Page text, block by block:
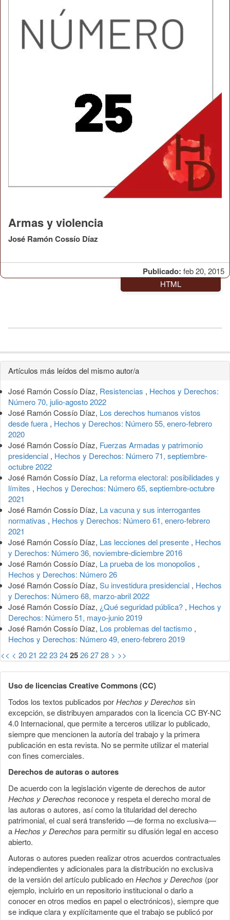
Publicado: feb 20, 2015
Armas y violencia
José Ramón Cossío Díaz
HTML
Detalles
del
artículo
Artículos más leídos del mismo autor/a
José Ramón Cossío Díaz, Resistencias , Hechos y Derechos:
Número 70, julio-agosto 2022
José Ramón Cossío Díaz, Los derechos humanos vistos
desde fuera , Hechos y Derechos: Número 55, enero-febrero
2020
José Ramón Cossío Díaz, Fuerzas Armadas y patrimonio
presidencial , Hechos y Derechos: Número 71, septiembre-
octubre 2022
José Ramón Cossío Díaz, La reforma electoral: posibilidades y
límites , Hechos y Derechos: Número 65, septiembre-octubre
2021
José Ramón Cossío Díaz, La vacuna y sus interrogantes
normativas , Hechos y Derechos: Número 61, enero-febrero
2021
José Ramón Cossío Díaz, Las lecciones del presente , Hechos
y Derechos: Número 36, noviembre-diciembre 2016
José Ramón Cossío Díaz, La prueba de los monopolios ,
Hechos y Derechos: Número 26
José Ramón Cossío Díaz, Su investidura presidencial , Hechos
y Derechos: Número 68, marzo-abril 2022
José Ramón Cossío Díaz, ¿Qué seguridad pública? , Hechos y
Derechos: Número 51, mayo-junio 2019
José Ramón Cossío Díaz, Los problemas del tactismo ,
Hechos y Derechos: Número 49, enero-febrero 2019
<< < 2021 22232425262728 > >>
Uso de licencias Creative Commons (CC)
Todos los textos publicados porHechos y Derechos sin
excepción, se distribuyen amparados con la licencia CC BY-NC
4.0 Internacional, que permite a terceros utilizar lo publicado,
siempre que mencionen la autoría del trabajo y la primera
publicación en esta revista. No se permite utilizar el material
con fines comerciales.
Derechos de autoras o autores
De acuerdo con la legislación vigente de derechos de autor
Hechos y Derechos reconoce y respeta el derecho moral de
las autoras o autores, así como la titularidad del derecho
patrimonial, el cual será transferido —de forma no exclusiva—
aHechos y Derechos para permitir su difusión legal en acceso
abierto.
Autoras o autores pueden realizar otros acuerdos contractuales
independientes y adicionales para la distribución no exclusiva
de la versión del artículo publicado enHechos y Derechos (por
ejemplo, incluirlo en un repositorio institucional o darlo a
conocer en otros medios en papel o electrónicos), siempre que
se indique clara y explícitamente que el trabajo se publicó por